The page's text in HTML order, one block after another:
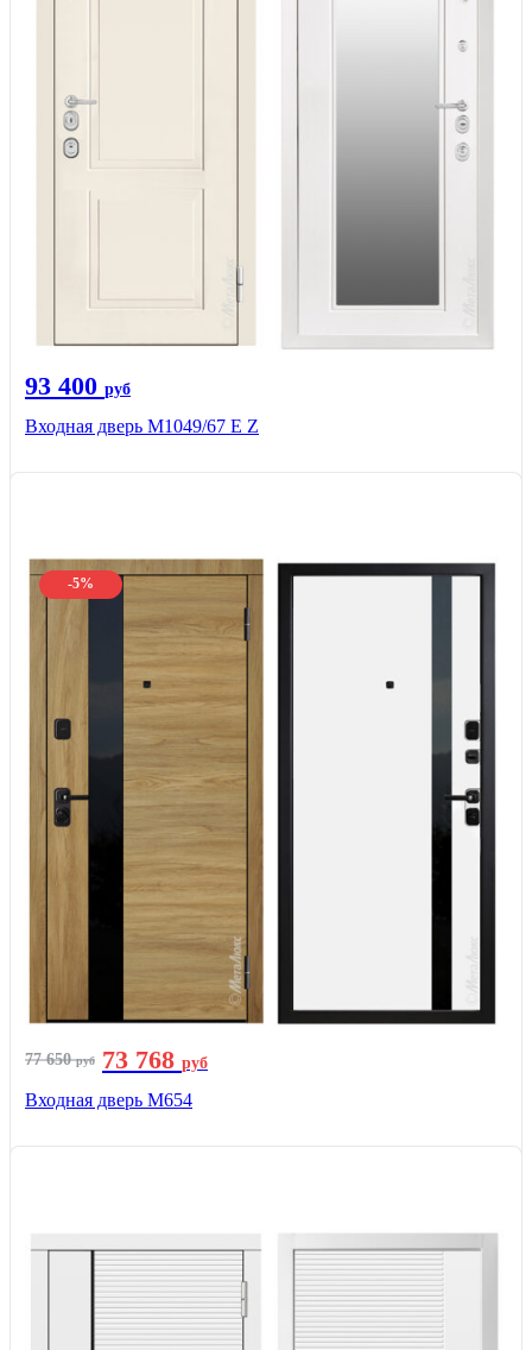
93 400 руб
Входная дверь М1049/67 Е Z
-5%
77 650руб 73 768 руб
Входная дверь М654